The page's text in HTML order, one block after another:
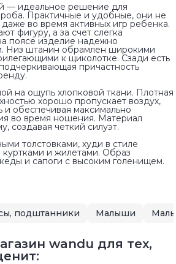
— идеальное решение для
Практичные и удобные, они не
во время активных игр ребенка.
фигуру, а за счет слегка
поясе изделие надежно
Низ штанин обрамлен широкими
к щиколотке. Сзади есть
причастность
на ощупь хлопковой ткани. Плотная
хорошо пропускает воздух,
и обеспечивая максимально
во время ношения. Материал
создавая четкий силуэт.
толстовками, худи в стиле
и жилетами. Образ
и сапоги с высоким голенищем.
подштанники Малыши
wandu для тех,